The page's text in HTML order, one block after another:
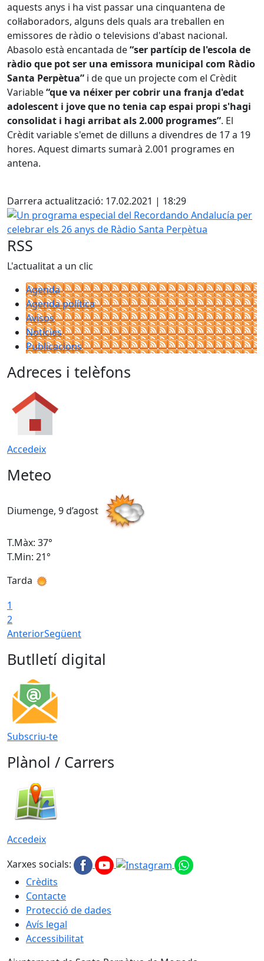
aquests anys i ha vist passar una cinquantena de
col·laboradors, alguns dels quals ara treballen en
emissores de ràdio o televisions d'abast nacional.
Abasolo està encantada de“ser partícip de l'escola de
ràdio que pot ser una emissora municipal com Ràdio
Santa Perpètua” i de que un projecte com el Crèdit
Variable“que va néixer per cobrir una franja d'edat
adolescent i jove que no tenia cap espai propi s'hagi
consolidat i hagi arribat als 2.000 programes”. El
Crèdit variable s'emet de dilluns a divendres de 17 a 19
hores. Aquest dimarts sumarà 2.001 programes en
antena.
Darrera actualització: 17.02.2021 | 18:29
Un programa especial del Recordando Andalucía per
RSS
L'actualitat a un clic
Agenda
Agenda política
Avisos
Notícies
Publicacions
Adreces i telèfons
Accedeix
Meteo
Diumenge, 9 d’agost
T.Màx: 37°
T.Min: 21°
Tarda
1
2
AnteriorSegüent
Butlletí digital
Subscriu-te
Plànol / Carrers
Accedeix
Xarxes socials:
Crèdits
Contacte
Protecció de dades
Avís legal
Accessibilitat